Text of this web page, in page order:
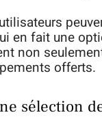
en fait une
non
offerts.
sélection